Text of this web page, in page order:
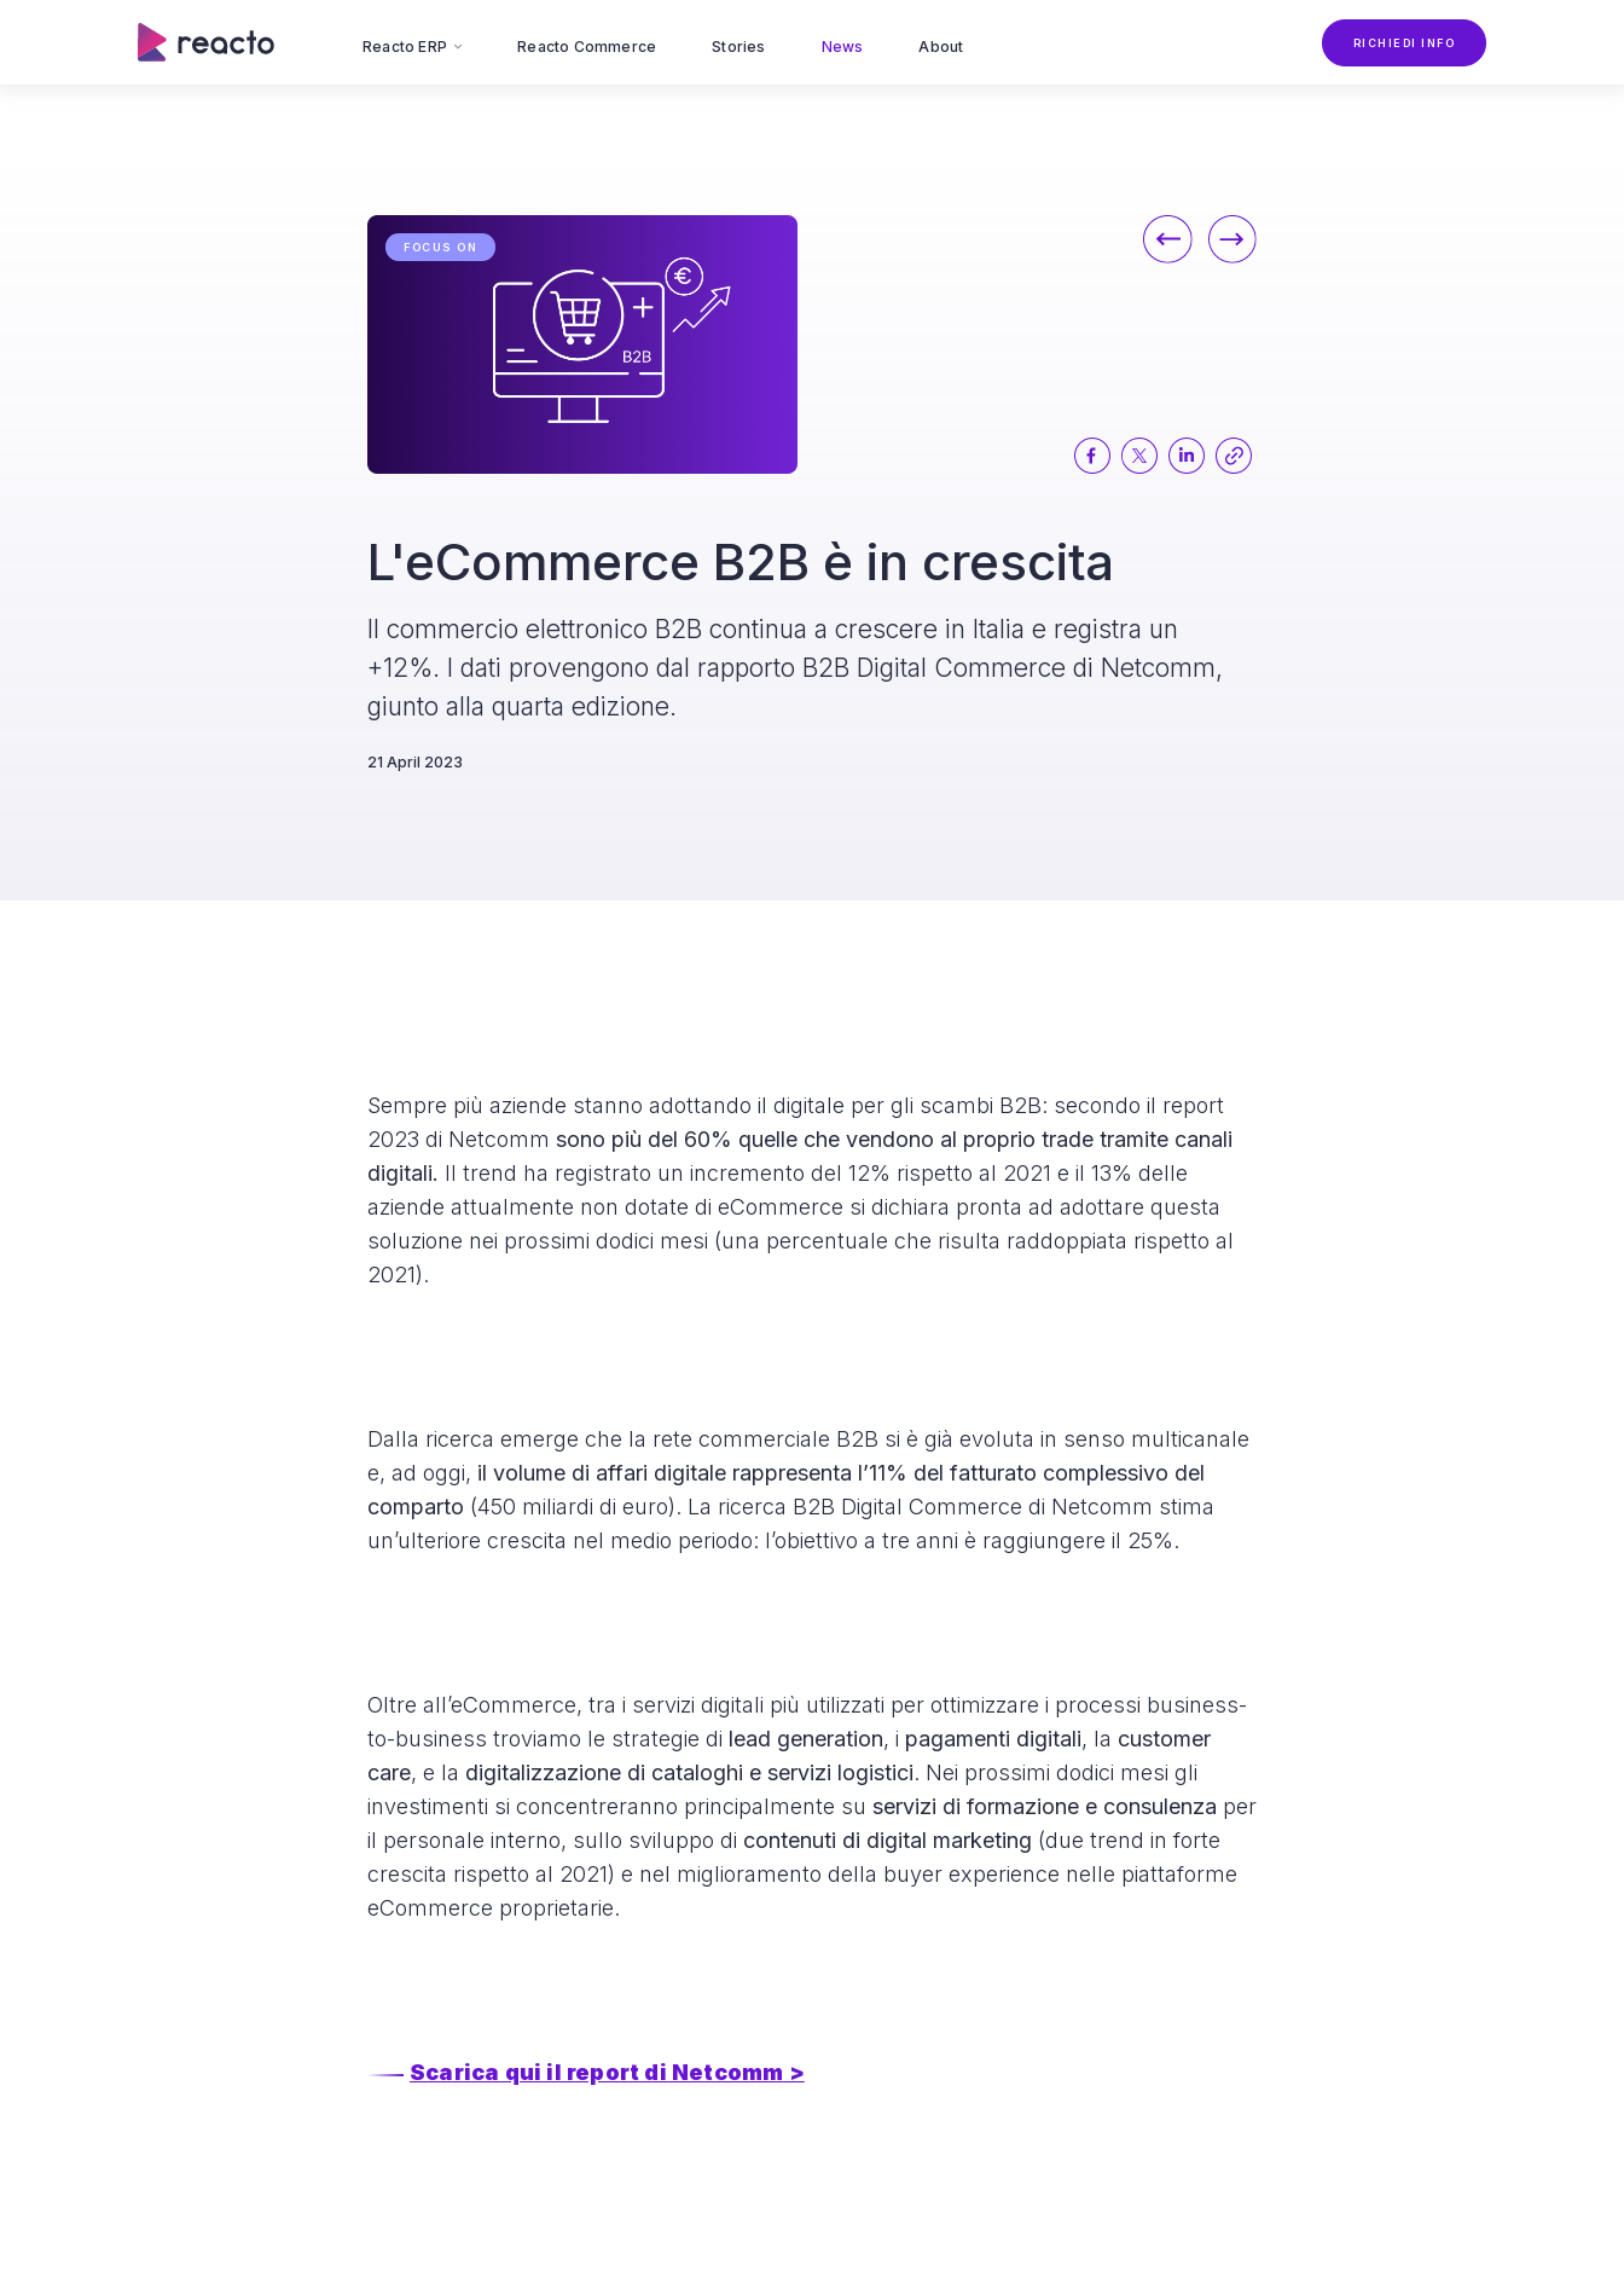
Reacto ERP Reacto Commerce Stories News About RICHIEDI INFO
FOCUS ON
L'eCommerce B2B è in crescita
Il commercio elettronico B2B continua a crescere in Italia e registra un
+12%. I dati provengono dal rapporto B2B Digital Commerce di Netcomm,
giunto alla quarta edizione.
21 April 2023
Sempre più aziende stanno adottando il digitale per gli scambi B2B: secondo il report
2023 di Netcomm sono più del 60% quelle che vendono al proprio trade tramite canali
digitali. Il trend ha registrato un incremento del 12% rispetto al 2021 e il 13% delle
aziende attualmente non dotate di eCommerce si dichiara pronta ad adottare questa
soluzione nei prossimi dodici mesi (una percentuale che risulta raddoppiata rispetto al
2021).
Dalla ricerca emerge che la rete commerciale B2B si è già evoluta in senso multicanale
e, ad oggi, il volume di affari digitale rappresenta l’11% del fatturato complessivo del
comparto (450 miliardi di euro). La ricerca B2B Digital Commerce di Netcomm stima
un’ulteriore crescita nel medio periodo: l’obiettivo a tre anni è raggiungere il 25%.
Oltre all’eCommerce, tra i servizi digitali più utilizzati per ottimizzare i processi business-
to-business troviamo le strategie di lead generation, i pagamenti digitali, la customer
care, e la digitalizzazione di cataloghi e servizi logistici. Nei prossimi dodici mesi gli
investimenti si concentreranno principalmente su servizi di formazione e consulenza per
il personale interno, sullo sviluppo di contenuti di digital marketing (due trend in forte
crescita rispetto al 2021) e nel miglioramento della buyer experience nelle piattaforme
eCommerce proprietarie.
Scarica qui il report di Netcomm >